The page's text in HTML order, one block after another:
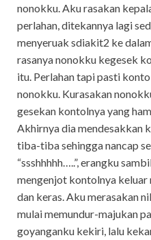
nonokku. Aku rasakan
perlahan, ditekannya lagi
menyeruak sdiakit2 ke
rasanya nonokku kegesek
itu. Perlahan tapi pasti
nonokku. Kurasakan
gesekan kontolnya yang
Akhirnya dia mendesakkan
tiba-tiba sehingga nancap
“ssshhhhh…..”, erangku
mengenjot kontolnya keluar
dan keras. Aku merasakan
mulai memundur-majukan
goyanganku kekiri, lalu